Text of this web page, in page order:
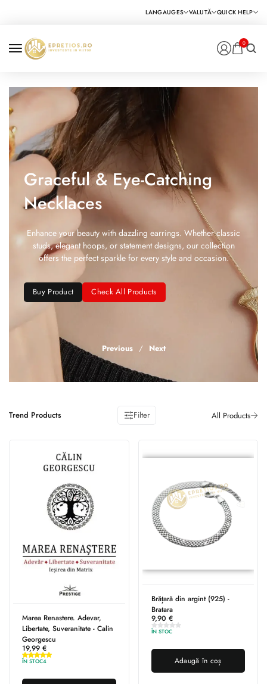
0
Graceful & Eye-Catching
Necklaces
Enhance your beauty with dazzling earrings. Whether classic
studs, elegant hoops, or statement designs, our collection
offers the perfect sparkle for every style and occasion.
Buy Product Check All Products
Previous / Next
Trend Products Filter
Marea Renastere. Adevar,
Libertate, Suveranitate - Calin
Georgescu
19,99 €
ÎN STOC4
Brățară din argint (925) -
Bratara
9,90 €
ÎN STOC
Adaugă în coș